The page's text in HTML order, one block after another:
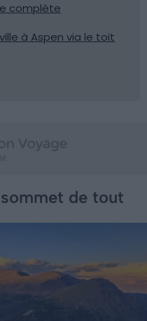
complète
à Aspen via le toit
de tout